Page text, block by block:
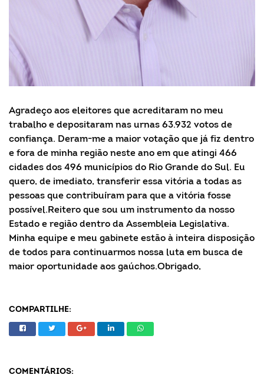
Agradeço aos eleitores que acreditaram no meu
trabalho e depositaram nas urnas 63.932 votos de
confiança. Deram-me a maior votação que já fiz dentro
e fora de minha região neste ano em que atingi 466
cidades dos 496 municípios do Rio Grande do Sul. Eu
quero, de imediato, transferir essa vitória a todas as
pessoas que contribuíram para que a vitória fosse
possível.Reitero que sou um instrumento da nosso
Estado e região dentro da Assembleia Legislativa.
Minha equipe e meu gabinete estão à inteira disposição
de todos para continuarmos nossa luta em busca de
maior oportunidade aos gaúchos.Obrigado,
COMPARTILHE:
COMENTÁRIOS: